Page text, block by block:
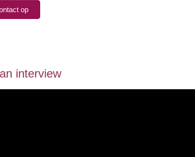
op
interview